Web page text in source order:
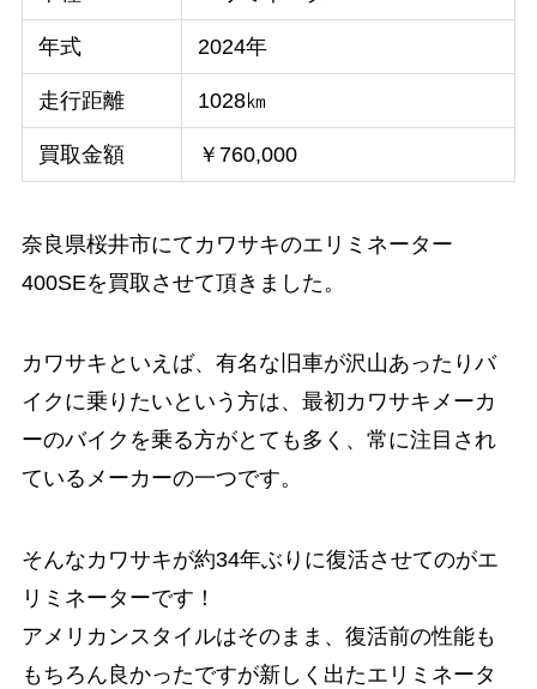
年式 2024年
走行距離 1028㎞
買取金額 ￥760,000
奈良県桜井市にてカワサキのエリミネーター
400SEを買取させて頂きました。
カワサキといえば、有名な旧車が沢山あったりバ
イクに乗りたいという方は、最初カワサキメーカ
ーのバイクを乗る方がとても多く、常に注目され
ているメーカーの一つです。
そんなカワサキが約34年ぶりに復活させてのがエ
リミネーターです！
アメリカンスタイルはそのまま、復活前の性能も
もちろん良かったですが新しく出たエリミネータ